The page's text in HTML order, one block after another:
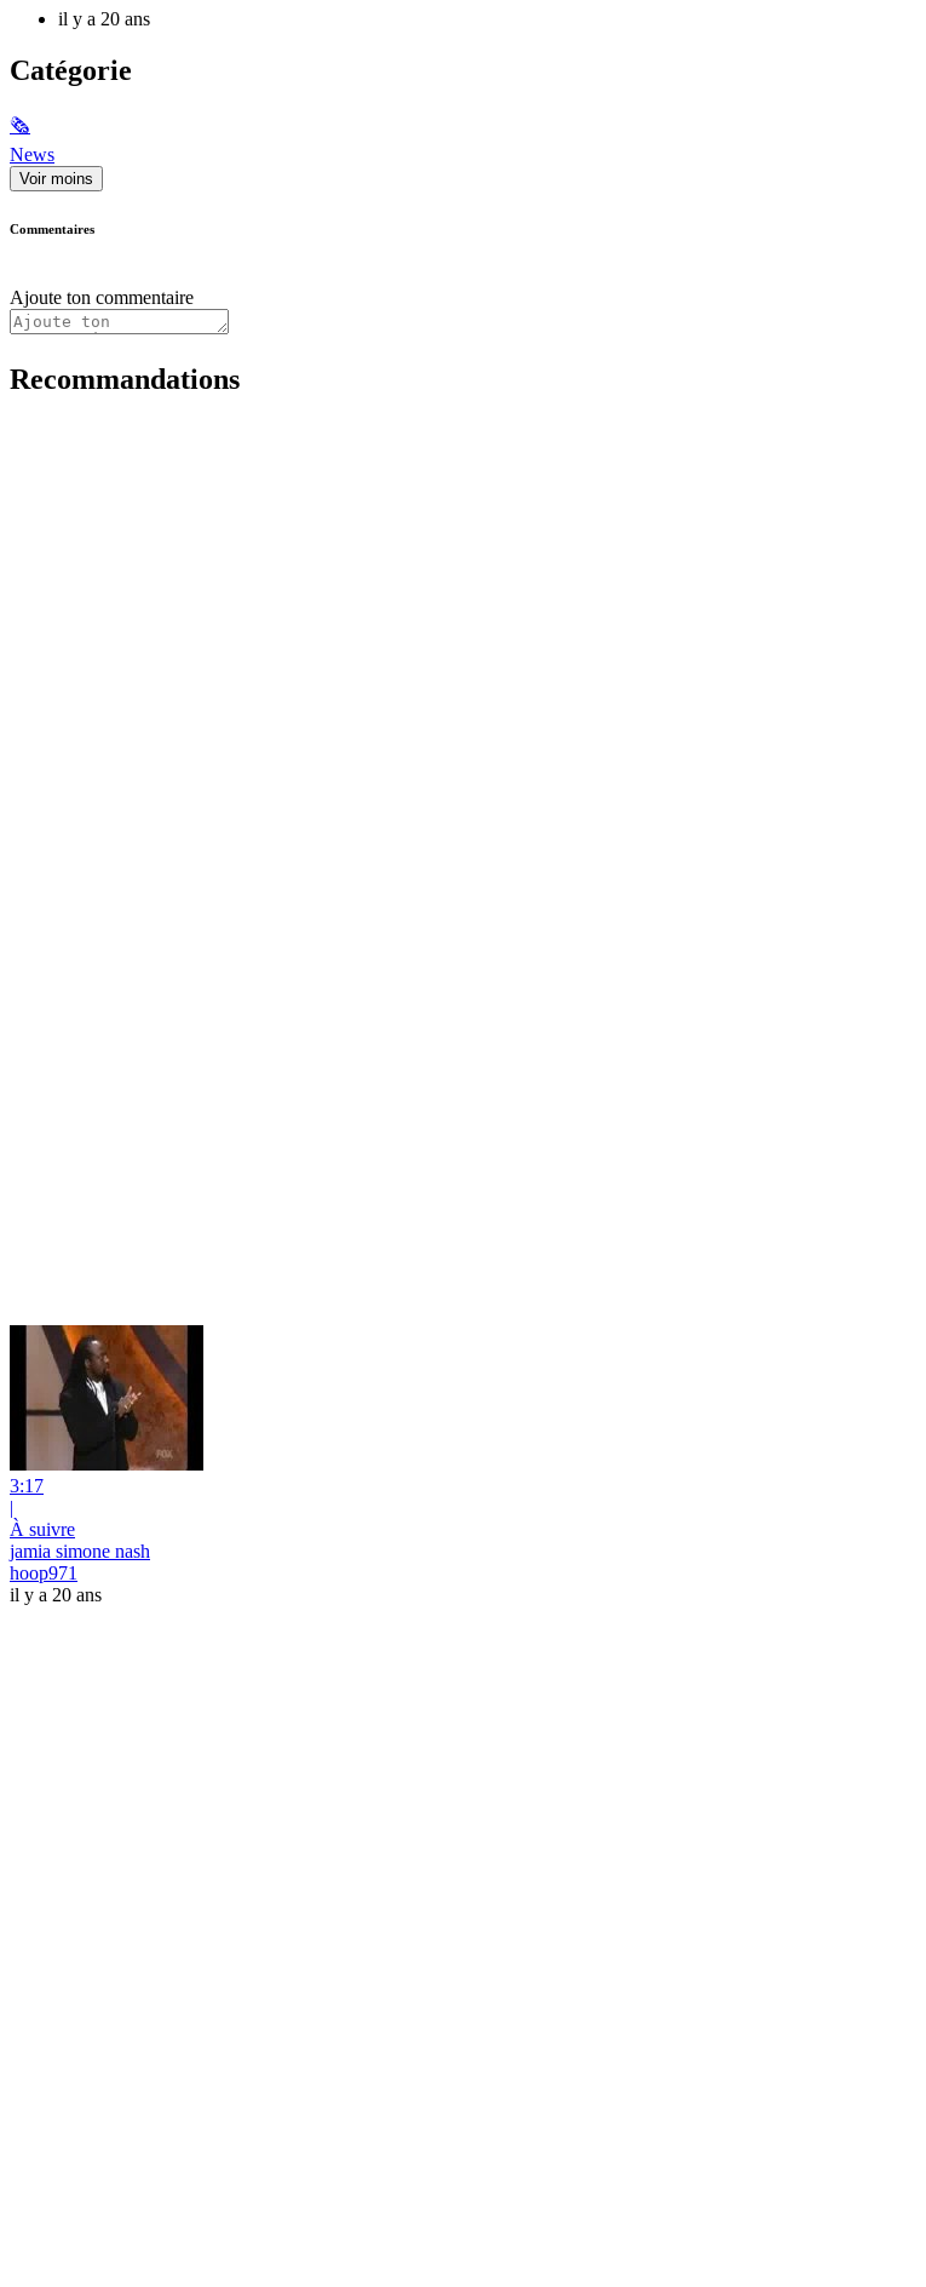
il y a 20 ans
Catégorie
🗞
News
Voir moins
Commentaires
Ajoute ton commentaire
Recommandations
3:17
|
À suivre
jamia simone nash
hoop971
il y a 20 ans